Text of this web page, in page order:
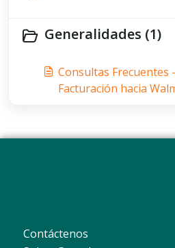
Generalidades (1)
Consultas Frecuentes
Facturación hacia
Contáctenos